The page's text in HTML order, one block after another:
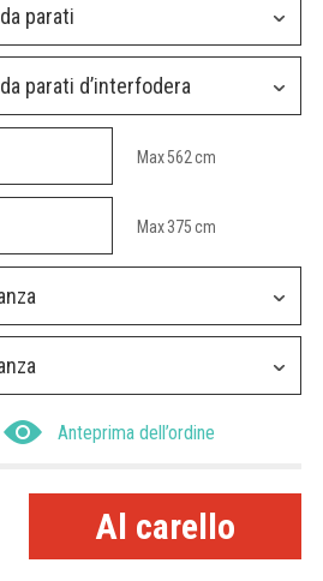
parati
parati d’interfodera
Max562 cm
Max375 cm
Anteprima dell’ordine